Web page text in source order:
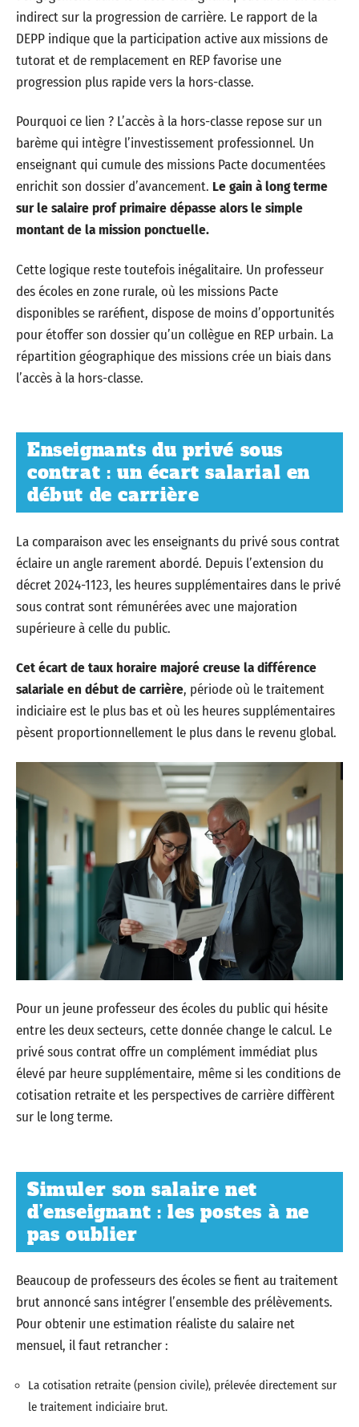
indirect sur la progression de carrière. Le rapport de la
DEPP indique que la participation active aux missions de
tutorat et de remplacement en REP favorise une
progression plus rapide vers la hors-classe.
Pourquoi ce lien ? L’accès à la hors-classe repose sur un
barème qui intègre l’investissement professionnel. Un
enseignant qui cumule des missions Pacte documentées
enrichit son dossier d’avancement. Le gain à long terme
sur le salaire prof primaire dépasse alors le simple
montant de la mission ponctuelle.
Cette logique reste toutefois inégalitaire. Un professeur
des écoles en zone rurale, où les missions Pacte
disponibles se raréfient, dispose de moins d’opportunités
pour étoffer son dossier qu’un collègue en REP urbain. La
répartition géographique des missions crée un biais dans
l’accès à la hors-classe.
Enseignants du privé sous
contrat : un écart salarial en
début de carrière
La comparaison avec les enseignants du privé sous contrat
éclaire un angle rarement abordé. Depuis l’extension du
décret 2024-1123, les heures supplémentaires dans le privé
sous contrat sont rémunérées avec une majoration
supérieure à celle du public.
Cet écart de taux horaire majoré creuse la différence
salariale en début de carrière, période où le traitement
indiciaire est le plus bas et où les heures supplémentaires
pèsent proportionnellement le plus dans le revenu global.
Pour un jeune professeur des écoles du public qui hésite
entre les deux secteurs, cette donnée change le calcul. Le
privé sous contrat offre un complément immédiat plus
élevé par heure supplémentaire, même si les conditions de
cotisation retraite et les perspectives de carrière diffèrent
sur le long terme.
Simuler son salaire net
d’enseignant : les postes à ne
pas oublier
Beaucoup de professeurs des écoles se fient au traitement
brut annoncé sans intégrer l’ensemble des prélèvements.
Pour obtenir une estimation réaliste du salaire net
mensuel, il faut retrancher :
La cotisation retraite (pension civile), prélevée directement sur
le traitement indiciaire brut.